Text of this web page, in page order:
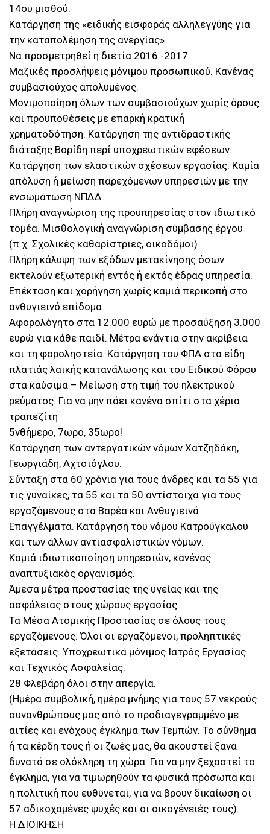
14ου μισθού.
Κατάργηση της «ειδικής εισφοράς αλληλεγγύης για
την καταπολέμηση της ανεργίας».
Να προσμετρηθεί η διετία 2016 -2017.
Μαζικές προσλήψεις μόνιμου προσωπικού. Κανένας
συμβασιούχος απολυμένος.
Μονιμοποίηση όλων των συμβασιούχων χωρίς όρους
και προϋποθέσεις με επαρκή κρατική
χρηματοδότηση. Κατάργηση της αντιδραστικής
διάταξης Βορίδη περί υποχρεωτικών εφέσεων.
Κατάργηση των ελαστικών σχέσεων εργασίας. Καμία
απόλυση ή μείωση παρεχόμενων υπηρεσιών με την
ενσωμάτωση ΝΠΔΔ.
Πλήρη αναγνώριση της προϋπηρεσίας στον ιδιωτικό
τομέα. Μισθολογική αναγνώριση σύμβασης έργου
(π.χ. Σχολικές καθαρίστριες, οικοδόμοι)
Πλήρη κάλυψη των εξόδων μετακίνησης όσων
εκτελούν εξωτερική εντός ή εκτός έδρας υπηρεσία.
Επέκταση και χορήγηση χωρίς καμιά περικοπή στο
ανθυγιεινό επίδομα.
Αφορολόγητο στα 12.000 ευρώ με προσαύξηση 3.000
ευρώ για κάθε παιδί. Μέτρα ενάντια στην ακρίβεια
και τη φοροληστεία. Κατάργηση του ΦΠΑ στα είδη
πλατιάς λαϊκής κατανάλωσης και του Ειδικού Φόρου
στα καύσιμα – Μείωση στη τιμή του ηλεκτρικού
ρεύματος. Για να μην πάει κανένα σπίτι στα χέρια
τραπεζίτη
5νθήμερο, 7ωρο, 35ωρο!
Κατάργηση των αντεργατικών νόμων Χατζηδάκη,
Γεωργιάδη, Αχτσιόγλου.
Σύνταξη στα 60 χρόνια για τους άνδρες και τα 55 για
τις γυναίκες, τα 55 και τα 50 αντίστοιχα για τους
εργαζόμενους στα Βαρέα και Ανθυγιεινά
Επαγγέλματα. Κατάργηση του νόμου Κατρούγκαλου
και των άλλων αντιασφαλιστικών νόμων.
Καμιά ιδιωτικοποίηση υπηρεσιών, κανένας
αναπτυξιακός οργανισμός.
Άμεσα μέτρα προστασίας της υγείας και της
ασφάλειας στους χώρους εργασίας.
Τα Μέσα Ατομικής Προστασίας σε όλους τους
εργαζόμενους. Όλοι οι εργαζόμενοι, προληπτικές
εξετάσεις. Υποχρεωτικά μόνιμος Ιατρός Εργασίας
και Τεχνικός Ασφαλείας.
28 Φλεβάρη όλοι στην απεργία.
(Ημέρα συμβολική, ημέρα μνήμης για τους 57 νεκρούς
συνανθρώπους μας από το προδιαγεγραμμένο με
αιτίες και ενόχους έγκλημα των Τεμπών. Το σύνθημα
ή τα κέρδη τους ή οι ζωές μας, θα ακουστεί ξανά
δυνατά σε ολόκληρη τη χώρα. Για να μην ξεχαστεί το
έγκλημα, για να τιμωρηθούν τα φυσικά πρόσωπα και
η πολιτική που ευθύνεται, για να βρουν δικαίωση οι
57 αδικοχαμένες ψυχές και οι οικογένειές τους).
Η ΔΙΟΙΚΗΣΗ